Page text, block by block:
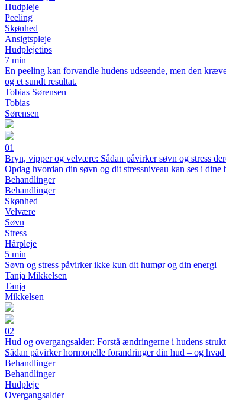
Hudpleje
Peeling
Skønhed
Ansigtspleje
Hudplejetips
7 min
En peeling kan forvandle hudens udseende, men den
og et sundt resultat.
Tobias Sørensen
Tobias
Sørensen
01
Bryn, vipper og velvære: Sådan påvirker søvn og stress
Opdag hvordan din søvn og dit stressniveau kan ses i dine
Behandlinger
Behandlinger
Skønhed
Velvære
Søvn
Stress
Hårpleje
5 min
Søvn og stress påvirker ikke kun dit humør og din energi
Tanja Mikkelsen
Tanja
Mikkelsen
02
Hud og overgangsalder: Forstå ændringerne i hudens
Sådan påvirker hormonelle forandringer din hud – og
Behandlinger
Behandlinger
Hudpleje
Overgangsalder